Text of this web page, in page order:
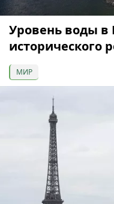
Уровень воды в
исторического
МИР